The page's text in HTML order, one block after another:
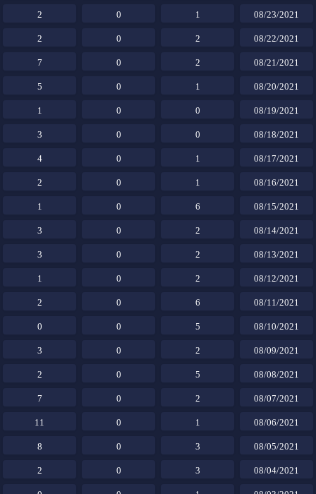
08/23/2021
1
0
2
08/22/2021
2
0
2
08/21/2021
2
0
7
08/20/2021
1
0
5
08/19/2021
0
0
1
08/18/2021
0
0
3
08/17/2021
1
0
4
08/16/2021
1
0
2
08/15/2021
6
0
1
08/14/2021
2
0
3
08/13/2021
2
0
3
08/12/2021
2
0
1
08/11/2021
6
0
2
08/10/2021
5
0
0
08/09/2021
2
0
3
08/08/2021
5
0
2
08/07/2021
2
0
7
08/06/2021
1
0
11
08/05/2021
3
0
8
08/04/2021
3
0
2